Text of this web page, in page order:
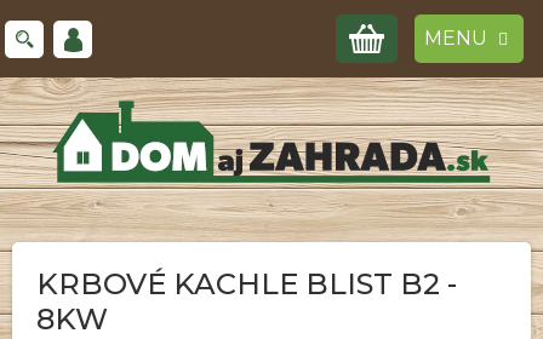
na
obsah
NÁKUPNÝ
KRBOVÉ KACHLE BLIST B2 -
8KW